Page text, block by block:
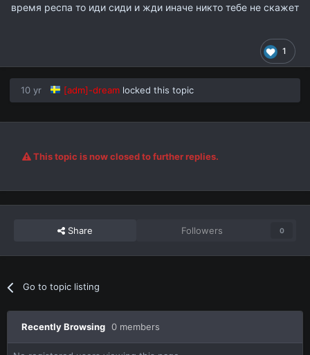
время респа то иди сиди и жди иначе никто тебе не скажет
1
10 yr [adm]-dream locked this topic
This topic is now closed to further replies.
Share Followers 0
Go to topic listing
Recently Browsing 0 members